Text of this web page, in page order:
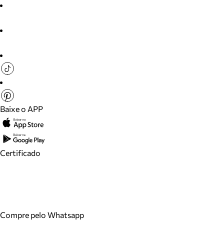
Baixe o APP
Certificado
Compre pelo Whatsapp